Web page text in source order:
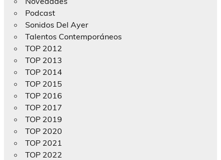
Podcast
Sonidos Del Ayer
Talentos Contemporáneos
TOP 2012
TOP 2013
TOP 2014
TOP 2015
TOP 2016
TOP 2017
TOP 2019
TOP 2020
TOP 2021
TOP 2022